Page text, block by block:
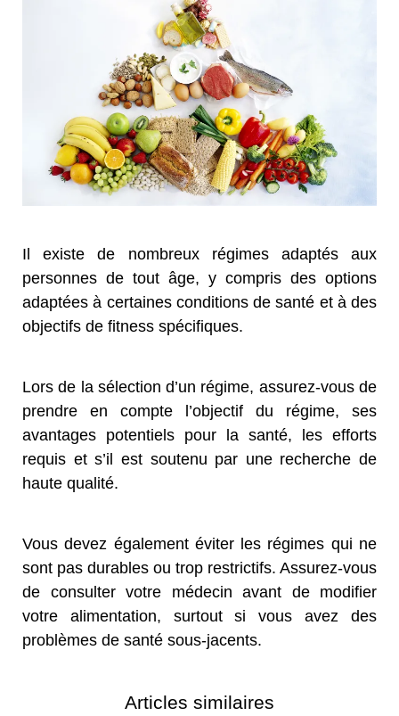
Il existe de nombreux régimes adaptés aux
personnes de tout âge, y compris des options
adaptées à certaines conditions de santé et à des
objectifs de fitness spécifiques.
Lors de la sélection d’un régime, assurez-vous de
prendre en compte l’objectif du régime, ses
avantages potentiels pour la santé, les efforts
requis et s’il est soutenu par une recherche de
haute qualité.
Vous devez également éviter les régimes qui ne
sont pas durables ou trop restrictifs. Assurez-vous
de consulter votre médecin avant de modifier
votre alimentation, surtout si vous avez des
problèmes de santé sous-jacents.
Articles similaires